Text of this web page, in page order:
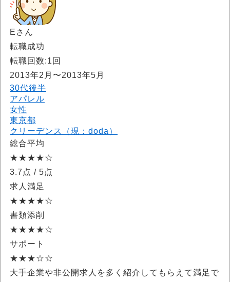
Eさん
転職成功
転職回数:1回
2013年2月〜2013年5月
30代後半
アパレル
女性
東京都
クリーデンス（現：doda）
総合平均
★★★★☆
3.7点 / 5点
求人満足
★★★★☆
書類添削
★★★★☆
サポート
★★★☆☆
大手企業や非公開求人を多く紹介してもらえて満足で